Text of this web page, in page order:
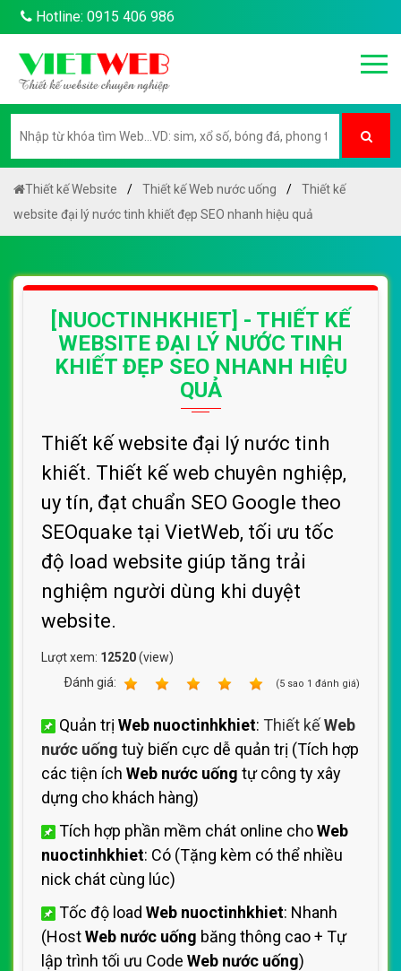
Hotline: 0915 406 986
Thiết kế Website Thiết kế Web nước uống
Thiết kế
website đại lý nước tinh khiết đẹp SEO nhanh hiệu quả
[NUOCTINHKHIET] - THIẾT KẾ
WEBSITE ĐẠI LÝ NƯỚC TINH
KHIẾT ĐẸP SEO NHANH HIỆU
QUẢ
Thiết kế website đại lý nước tinh
khiết. Thiết kế web chuyên nghiệp,
uy tín, đạt chuẩn SEO Google theo
SEOquake tại VietWeb, tối ưu tốc
độ load website giúp tăng trải
nghiệm người dùng khi duyệt
website.
Lượt xem: 12520(view)
Ðánh giá:
(5 sao 1 đánh giá)
Quản trị Web nuoctinhkhiet: Thiết kếWeb
nước uống tuỳ biến cực dễ quản trị (Tích hợp
các tiện ích Web nước uống tự công ty xây
dựng cho khách hàng)
Tích hợp phần mềm chát online choWeb
nuoctinhkhiet: Có (Tặng kèm có thể nhiều
nick chát cùng lúc)
Tốc độ load Web nuoctinhkhiet: Nhanh
(HostWeb nước uống băng thông cao + Tự
lập trình tối ưu Code Web nước uống)